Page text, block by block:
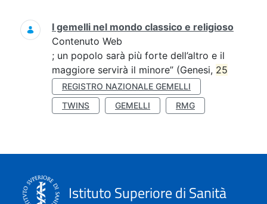
Ricerca
I gemelli nel mondo classico e religioso
Contenuto Web
; un popolo sarà più forte dell’altro e il
maggiore servirà il minore” (Genesi, 25
REGISTRO NAZIONALE GEMELLI
TWINS
GEMELLI RMG
Istituto Superiore di Sanità